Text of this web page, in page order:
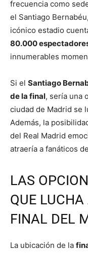
frecuencia como
el Santiago
icónico estadio
80.000
innumerables
Si el Santiago
de la final, sería una
ciudad de Madrid se
Además, la
del Real Madrid
atraería a fanáticos
LAS
QUE
FINAL DEL
La ubicación de la